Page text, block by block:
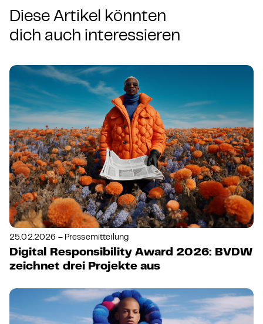
Diese Artikel könnten
dich auch interessieren
25.02.2026 – Pressemitteilung
Digital Responsibility Award 2026: BVDW
zeichnet drei Projekte aus